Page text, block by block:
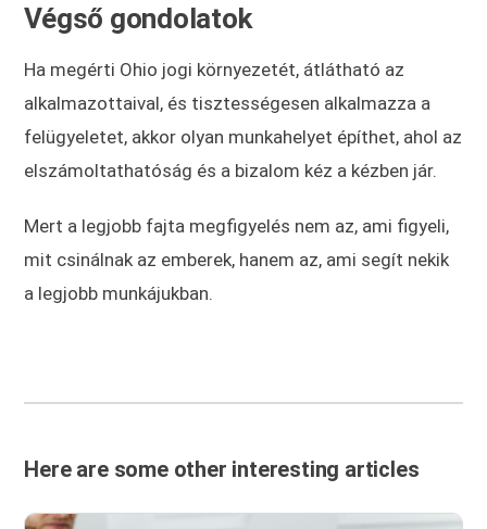
Végső gondolatok
Ha megérti Ohio jogi környezetét, átlátható az
alkalmazottaival, és tisztességesen alkalmazza a
felügyeletet, akkor olyan munkahelyet építhet, ahol az
elszámoltathatóság és a bizalom kéz a kézben jár.
Mert a legjobb fajta megfigyelés nem az, ami figyeli,
mit csinálnak az emberek, hanem az, ami segít nekik
a legjobb munkájukban.
Here are some other interesting articles